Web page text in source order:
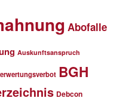
Abofalle
Auskunftsanspruch
BGH
Debcon